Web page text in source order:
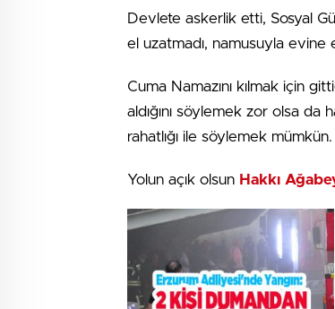
Devlete askerlik etti, Sosyal
el uzatmadı, namusuyla evine
Cuma Namazını kılmak için
aldığını söylemek zor olsa da
rahatlığı ile söylemek mümkün.
Yolun açık olsun Hakkı